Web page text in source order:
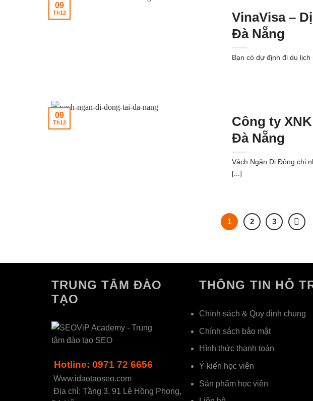
VinaVisa –
Đà Nẵng
Bạn có dự định đi du
09
Th12
Công ty
Đà Nẵng
Vách Ngăn Di Động chi
[...]
09
Th12
1 2 3
TRUNG TÂM ĐÀO
TẠO
Hotline: 0971 72 6656
Www.idaotaoseo.com
Địa chỉ: Tầng 3, 91 Lê Hồng Phong,
THÔNG TIN HỖ
Chính sách & Quy định chung
Chính sách bảo mật
Hình thức thanh toán
Ý kiến học viên
Sản phẩm học viên